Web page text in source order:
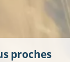
proches